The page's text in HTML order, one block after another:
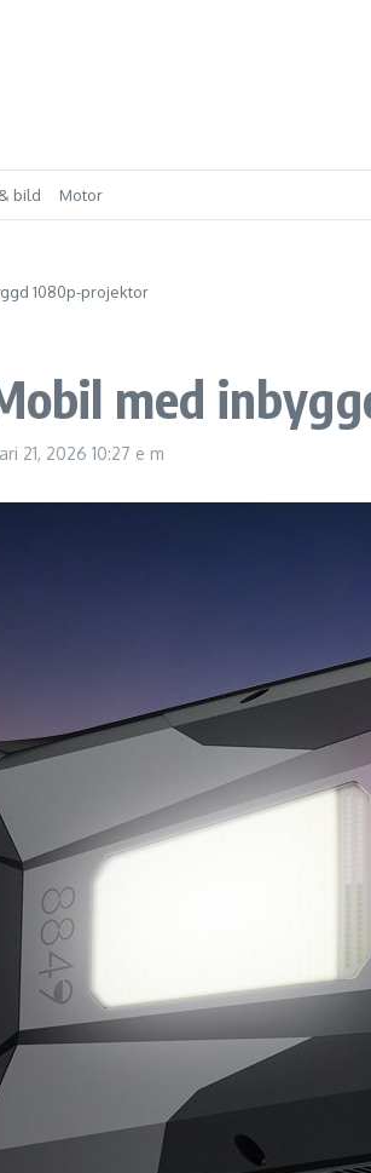
bild Motor
1080p-projektor
med
21, 2026 10:27 e m